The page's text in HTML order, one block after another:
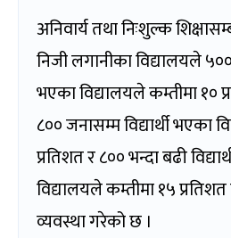
अनिवार्य तथा निःशुल्क
निजी लगानीका विद्यालयले ५००
भएका विद्यालयले कम्तीमा १०
८०० जनासम्म विद्यार्थी भएका
प्रतिशत र ८०० भन्दा बढी
विद्यालयले कम्तीमा १५ प्रतिशत
व्यवस्था गरेको छ ।